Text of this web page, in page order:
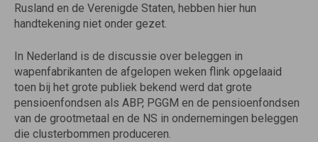
Rusland en de Verenigde Staten, hebben hier hun
handtekening niet onder gezet.
In Nederland is de discussie over beleggen in
wapenfabrikanten de afgelopen weken flink opgelaaid
toen bij het grote publiek bekend werd dat grote
pensioenfondsen als ABP, PGGM en de pensioenfondsen
van de grootmetaal en de NS in ondernemingen beleggen
die clusterbommen produceren.